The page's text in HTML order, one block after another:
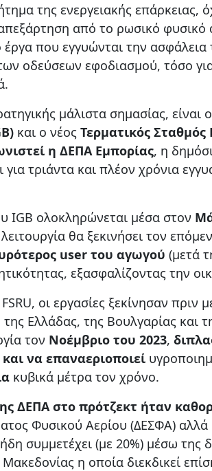
της ενεργειακής
από το ρωσικό φυσικό
έργα που εγγυώνται την
οδεύσεων εφοδιασμού, τόσο
μάλιστα σημασίας, είναι ο
) και ο νέος Τερματικός Σταθμός
η ΔΕΠΑ Εμπορίας, η
για τριάντα και πλέον χρόνια
IGB ολοκληρώνεται μέσα στον
θα ξεκινήσει τον
user του αγωγού (μετά
εξασφαλίζοντας την
οι εργασίες ξεκίνησαν πριν
Ελλάδας, της Βουλγαρίας και
τον Νοέμβριο του 2023,
να επαναεριοποιεί
κυβικά μέτρα τον χρόνο.
ΔΕΠΑ στο πρότζεκτ ήταν
Φυσικού Αερίου (ΔΕΣΦΑ)
συμμετέχει (με 20%) μέσω της
η οποία διεκδικεί